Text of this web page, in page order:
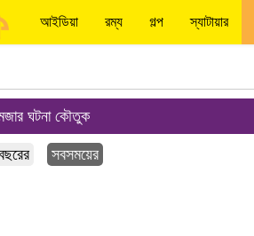
আইডিয়া রম্য গল্প স্যাটায়ার
ঘটনা কৌতুক
সবসময়ের